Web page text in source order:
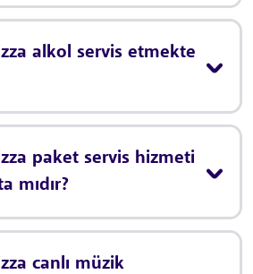
alkol servis etmekte
paket servis hizmeti
mıdır?
canlı müzik